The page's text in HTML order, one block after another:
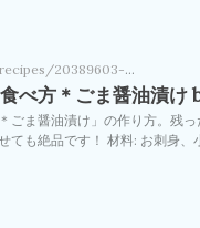
20389603-
べ方＊ごま醤油漬け
ごま醤油漬け」の作り方。残
ても絶品です！ 材料: お刺身、